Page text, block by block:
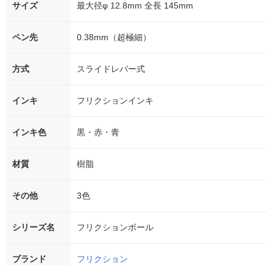
サイズ 最大径φ 12.8mm 全長 145mm
ペン先 0.38mm（超極細）
方式 スライドレバー式
インキ フリクションインキ
インキ色 黒・赤・青
材質 樹脂
その他 3色
シリーズ名 フリクションボール
ブランド フリクション